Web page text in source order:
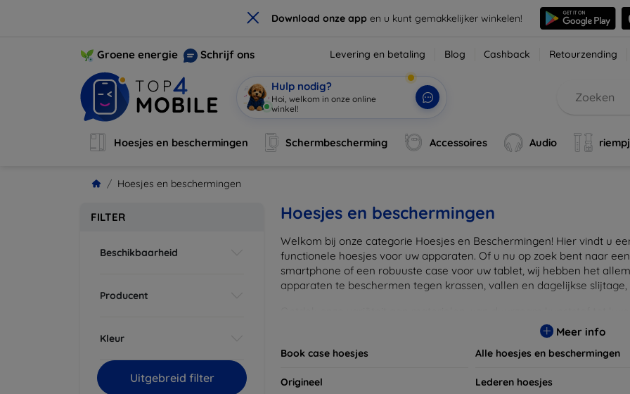
× Download onze app en u kunt gemakkelijker winkelen!
Groene energie Schrijf ons Levering en betaling Blog Cashback Retourzending
Hulp nodig?
Hoi, welkom in onze online
winkel!
Hoesjes en beschermingen Schermbescherming Accessoires Audio
Hoesjes en beschermingen
FILTER
Beschikbaarheid
Producent
Kleur
Uitgebreid filter
Hoesjes en beschermingen
Welkom bij onze categorie Hoesjes en Beschermingen! Hier vindt u
functionele hoesjes voor uw apparaten. Of u nu op zoek bent naar
smartphone of een robuuste case voor uw tablet, wij hebben het
apparaten te beschermen tegen krassen, vallen en dagelijkse
Vergeet niet om ook naar onze schermbeschermers en andere
van uw apparaten. Shop nu en geef uw apparaat de bescherming die
Meer info
Book case hoesjes Alle hoesjes en beschermingen
Origineel Lederen hoesjes